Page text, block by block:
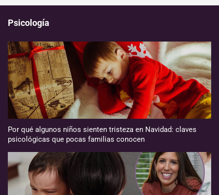
Psicología
Por qué algunos niños sienten tristeza en Navidad: claves
psicológicas que pocas familias conocen